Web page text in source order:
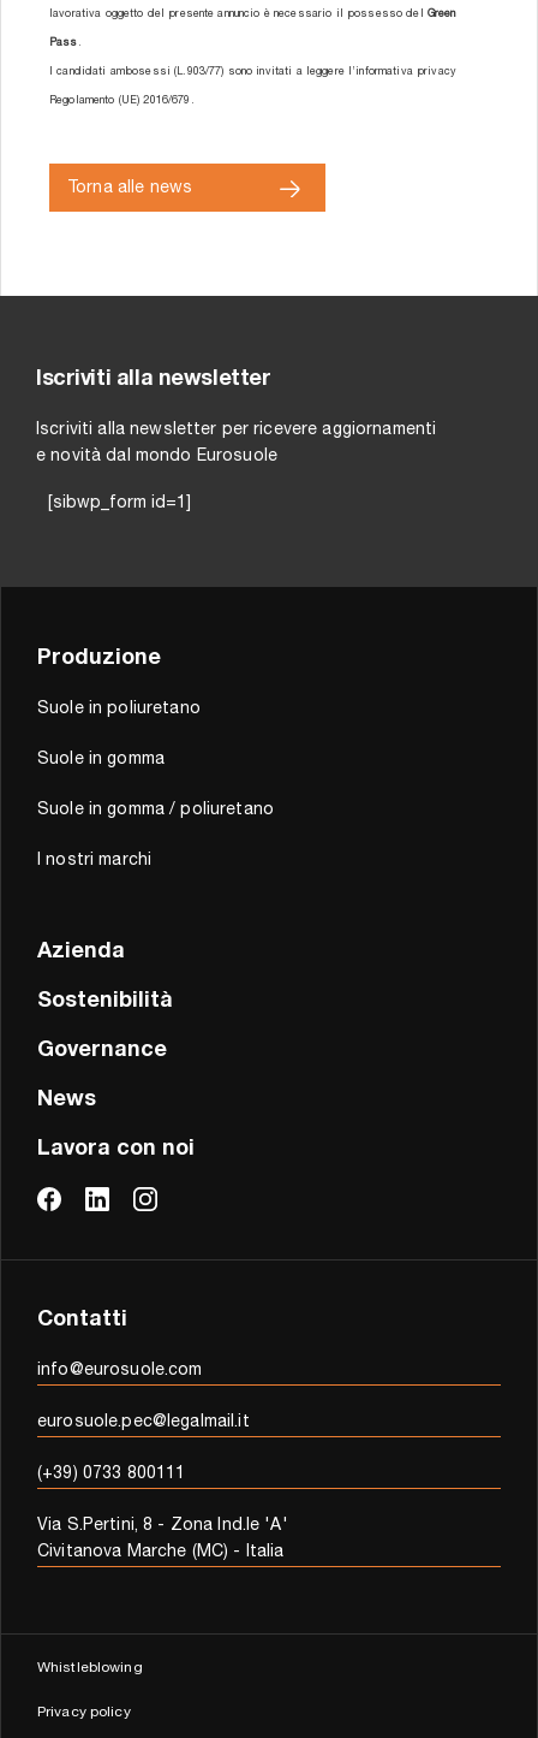
lavorativa oggetto del presente annuncio è necessario il possesso del Green
Pass .
I candidati ambosessi (L.903/77) sono invitati a leggere l’informativa privacy
Regolamento (UE) 2016/679.
Torna alle news
Iscriviti alla newsletter
Iscriviti alla newsletter per ricevere aggiornamenti
e novità dal mondo Eurosuole
[sibwp_form id=1]
Produzione
Suole in poliuretano
Suole in gomma
Suole in gomma / poliuretano
I nostri marchi
Azienda
Sostenibilità
Governance
News
Lavora con noi
Contatti
info@eurosuole.com
eurosuole.pec@legalmail.it
(+39) 0733 800111
Via S.Pertini, 8 - Zona Ind.le 'A'
Civitanova Marche (MC) - Italia
Whistleblowing
Privacy policy